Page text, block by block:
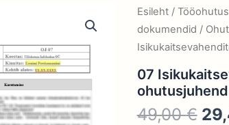
Esileht/
dokumendid /
07
ohutusjuhend
49,00€
oli:
07
Isikukaitsevahendite
kasutamise
ohutusjuhend